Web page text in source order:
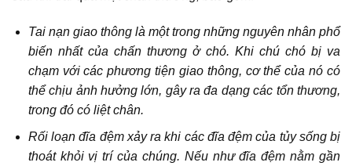
Tai nạn giao thông là một trong những nguyên nhân phổ
biến nhất của chấn thương ở chó. Khi chú chó bị va
chạm với các phương tiện giao thông, cơ thể của nó có
thể chịu ảnh hưởng lớn, gây ra đa dạng các tổn thương,
trong đó có liệt chân.
Rối loạn đĩa đệm xảy ra khi các đĩa đệm của tủy sống bị
thoát khỏi vị trí của chúng. Nếu như đĩa đệm nằm gần